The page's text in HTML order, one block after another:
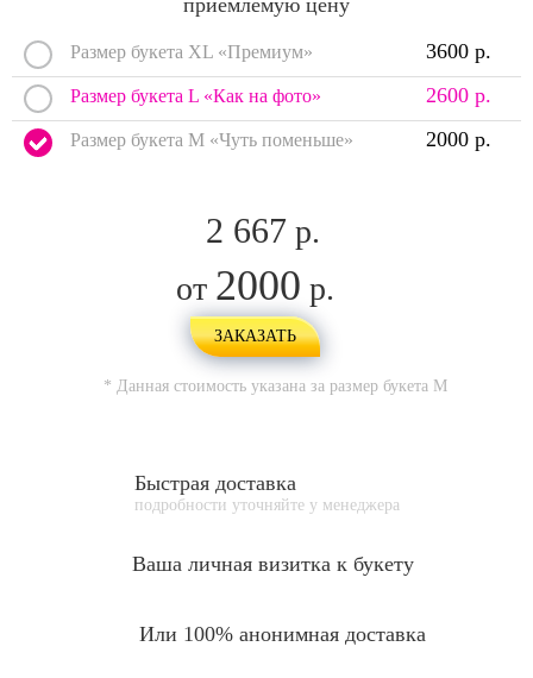
приемлемую цену
Размер букета XL «Премиум» 3600 р.
Размер букета L «Как на фото» 2600 р.
Размер букета M «Чуть поменьше» 2000 р.
2 667 р.
от 2000 р.
ЗАКАЗАТЬ
* Данная стоимость указана за размер букета M
Быстрая доставка
подробности уточняйте у менеджера
Ваша личная визитка к букету
Или 100% анонимная доставка